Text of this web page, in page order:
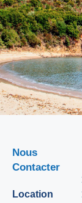
Nous
Contacter
Location